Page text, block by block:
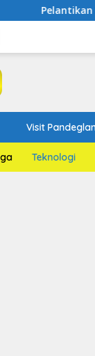
Relawan TIK
Visit
Teknologi